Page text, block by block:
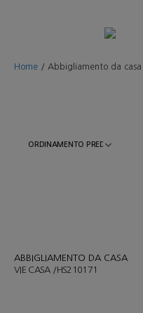
Home / Abbigliamento da casa
ABBIGLIAMENTO DA CASA
VIE CASA /HS210171